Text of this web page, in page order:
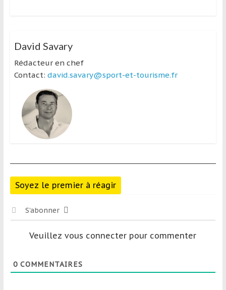
David Savary
Rédacteur en chef
Contact: david.savary@sport-et-tourisme.fr
Soyez le premier à réagir
S’abonner
Veuillez vous connecter pour commenter
0COMMENTAIRES